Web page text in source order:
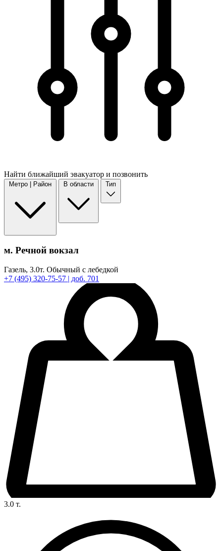
Найти ближайший эвакуатор и позвонить
Метро | Район В области Тип
м. Речной вокзал
Газель, 3.0т. Обычный с лебедкой
+7 (495) 320-75-57 | доб. 701
3.0 т.